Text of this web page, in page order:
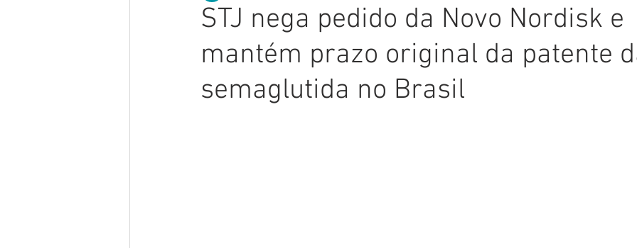
STJ nega pedido da Novo Nordisk e
mantém prazo original da patente
semaglutida no Brasil